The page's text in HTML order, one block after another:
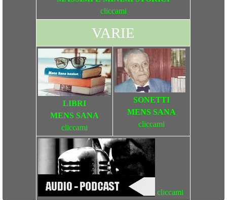
cliccami
VARIE
LIBRI
MENS SANA
cliccami
SONETTI
MENS SANA
cliccami
cliccami